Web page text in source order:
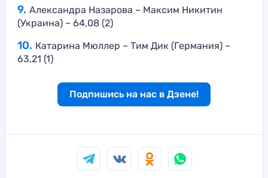
Александра Назарова – Максим Никитин
(Украина) – 64,08 (2)
Катарина Мюллер – Тим Дик (Германия) –
63,21 (1)
Подпишись на нас в Дзене!